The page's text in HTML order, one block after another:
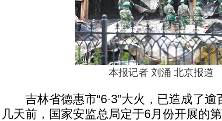
本报记者 刘涌 北京报道
吉林省德惠市“6·3”大火，已造成了逾
几天前，国家安监总局定于6月份开展的